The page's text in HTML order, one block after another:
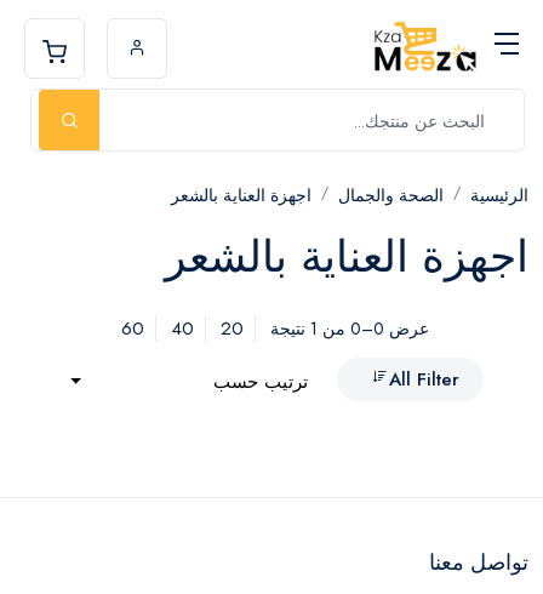
الرئيسية الصحة والجمال اجهزة العناية بالشعر
اجهزة العناية بالشعر
عرض 0–0 من 1 نتيجة 20
40
60
All Filter
ترتيب حسب
تواصل معنا